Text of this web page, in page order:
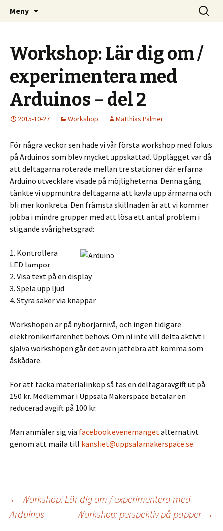
Uppsala Makerspace
Kom och skapa i Uppsala!
Meny
Sök
efter:
Workshop: Lär dig om /
experimentera med
Arduinos – del 2
2015-10-27 Workshop Matthias Palmer
För några veckor sen hade vi vår första workshop med fokus
på Arduinos som blev mycket uppskattad. Upplägget var då
att deltagarna roterade mellan tre stationer där erfarna
Arduino utvecklare visade på möjligheterna. Denna gång
tänkte vi uppmuntra deltagarna att kavla upp ärmarna och
bli mer konkreta. Den främsta skillnaden är att vi kommer
jobba i mindre grupper med att lösa ett antal problem i
stigande svårighetsgrad:
1. Kontrollera
LED lampor
2. Visa text på en display
3. Spela upp ljud
4. Styra saker via knappar
Workshopen är på nybörjarnivå, och ingen tidigare
elektronikerfarenhet behövs. Om ni inte vill delta aktivt i
själva workshopen går det även jättebra att komma som
åskådare.
För att täcka materialinköp så tas en deltagaravgift ut på
150 kr. Medlemmar i Uppsala Makerspace betalar en
reducerad avgift på 100 kr.
Man anmäler sig via facebook evenemangetalternativt
genom att maila till kansliet@uppsalamakerspace.se.
Inläggsnavigering
← Workshop: Lär dig om / experimentera med
Arduinos
Workshop: perspektiv på papper →